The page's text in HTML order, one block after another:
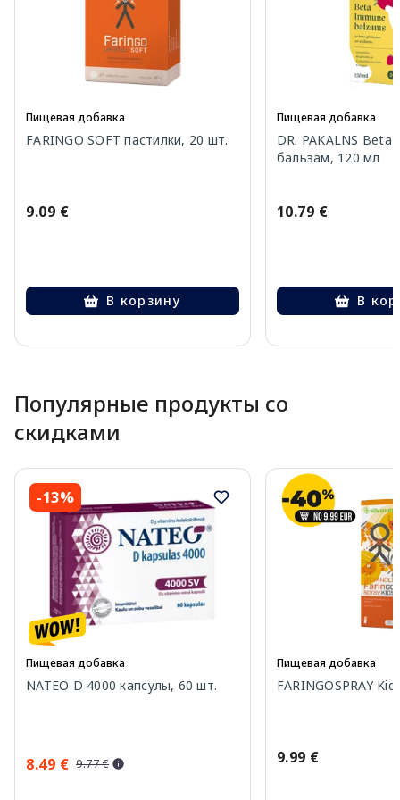
Пищевая добавка
FARINGO SOFT пастилки, 20 шт.
9.09 €
В корзину
Пищевая добавка
DR. PAKALNS
бальзам, 120 мл
10.79 €
В
Популярные продукты со
скидками
-13%
Пищевая добавка
NATEO D 4000 капсулы, 60 шт.
8.49 € 9.77 €
Пищевая добавка
FARINGOSPRAY
9.99 €